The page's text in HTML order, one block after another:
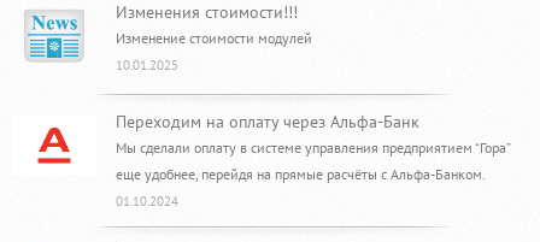
Изменения стоимости!!!
Изменение стоимости модулей
10.01.2025
Переходим на оплату через Альфа-Банк
Мы сделали оплату в системе управления предприятием “Гора”
еще удобнее, перейдя на прямые расчёты с Альфа-Банком.
01.10.2024